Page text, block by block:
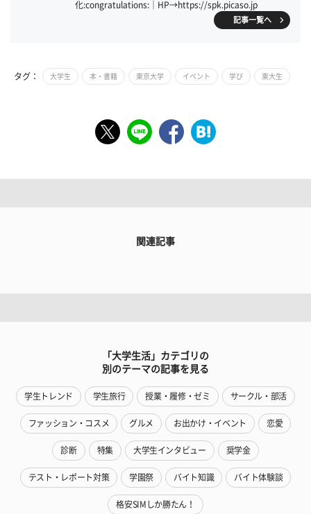
化:congratulations:｜HP→https://spk.picaso.jp
記事一覧へ
タグ： 大学生 本・書籍 東京大学 イベント 学び 東大生
関連記事
「大学生活」カテゴリの
別のテーマの記事を見る
学生トレンド 学生旅行 授業・履修・ゼミ サークル・部活
ファッション・コスメ グルメ お出かけ・イベント 恋愛
診断 特集 大学生インタビュー 奨学金
テスト・レポート対策 学園祭 バイト知識 バイト体験談
格安SIMしか勝たん！